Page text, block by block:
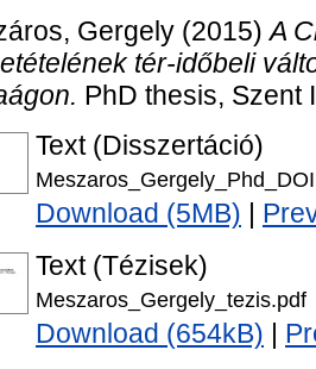
Gergely (2015)A
tér-időbeli
PhD thesis, Szent
Text (Disszertáció)
Download (5MB)
Text (Tézisek)
Meszaros_Gergely_tezis.pdf
Download (654kB)